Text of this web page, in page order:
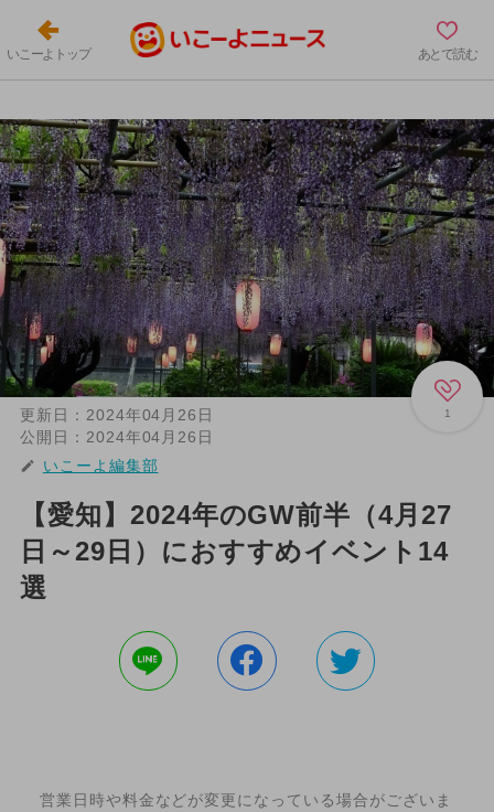
いこーよトップ あとで読む
1
更新日： 2024年04月26日
公開日： 2024年04月26日
いこーよ編集部
【愛知】2024年のGW前半（4月27
日～29日）におすすめイベント14
選
営業日時や料金などが変更になっている場合がございま